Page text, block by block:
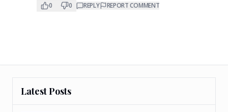
0 0 REPLY REPORT COMMENT
Latest Posts